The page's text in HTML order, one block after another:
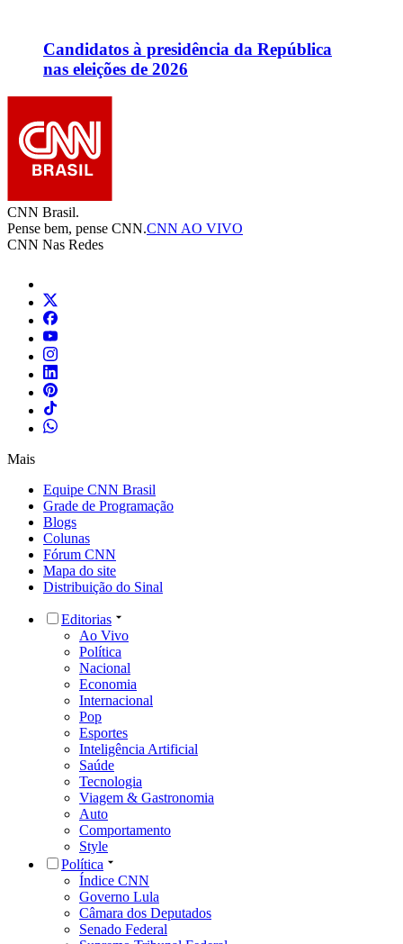
Candidatos à presidência da República
nas eleições de 2026
CNN Brasil.
Pense bem, pense CNN.CNN AO VIVO
CNN Nas Redes
Mais
Equipe CNN Brasil
Grade de Programação
Blogs
Colunas
Fórum CNN
Mapa do site
Distribuição do Sinal
Editorias
Ao Vivo
Política
Nacional
Economia
Internacional
Pop
Esportes
Inteligência Artificial
Saúde
Tecnologia
Viagem & Gastronomia
Auto
Comportamento
Style
Política
Índice CNN
Governo Lula
Câmara dos Deputados
Senado Federal